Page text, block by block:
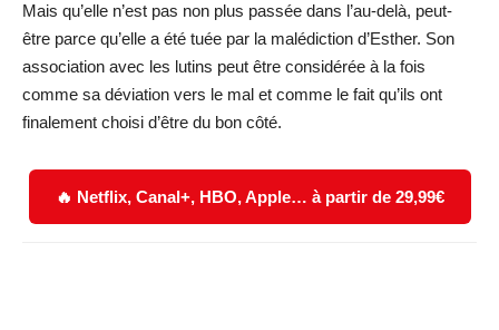
Mais qu’elle n’est pas non plus passée dans l’au-delà, peut-
être parce qu’elle a été tuée par la malédiction d’Esther. Son
association avec les lutins peut être considérée à la fois
comme sa déviation vers le mal et comme le fait qu’ils ont
finalement choisi d’être du bon côté.
🔥 Netflix, Canal+, HBO, Apple… à partir de 29,99€